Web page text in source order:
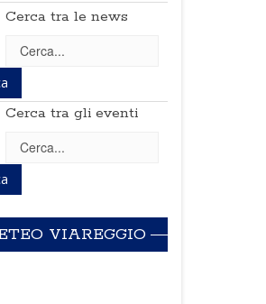
Cerca tra le news
Cerca tra gli eventi
VIAREGGIO